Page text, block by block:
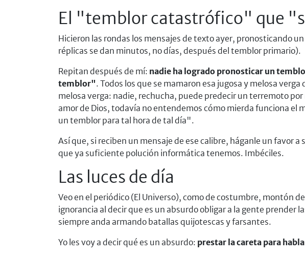
El "temblor catastrófico" que
Hicieron las rondas los mensajes de texto ayer, pronosticando
réplicas se dan minutos, no días, después del temblor primario).
Repitan después de mí: nadie ha logrado pronosticar un
temblor". Todos los que se mamaron esa jugosa y melosa
melosa verga: nadie, rechucha, puede predecir un terremoto
amor de Dios, todavía no entendemos cómo mierda funciona el
un temblor para tal hora de tal día".
Así que, si reciben un mensaje de ese calibre, háganle un favor
que ya suficiente polución informática tenemos. Imbéciles.
Las luces de día
Veo en el periódico (El Universo), como de costumbre, montón
ignorancia al decir que es un absurdo obligar a la gente prender
siempre anda armando batallas quijotescas y farsantes.
Yo les voy a decir qué es un absurdo: prestar la careta para